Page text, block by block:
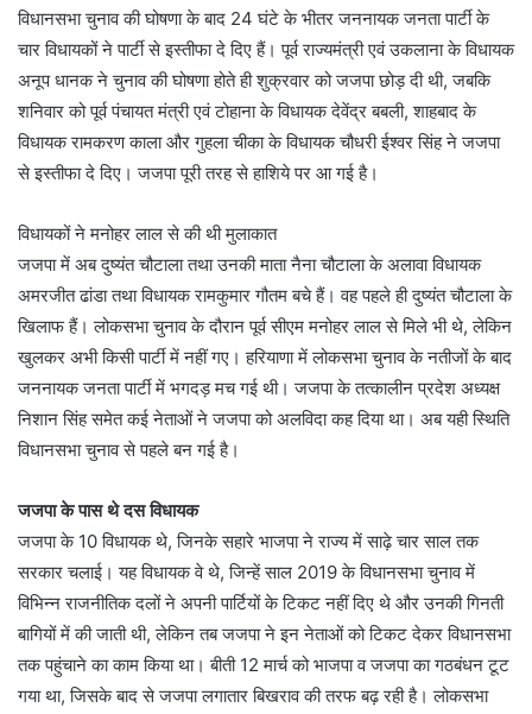
विधानसभा चुनाव की घोषणा के बाद 24 घंटे के भीतर जननायक जनता पार्टी के
चार विधायकों ने पार्टी से इस्तीफा दे दिए हैं। पूर्व राज्यमंत्री एवं उकलाना के विधायक
अनूप धानक ने चुनाव की घोषणा होते ही शुक्रवार को जजपा छोड़ दी थी, जबकि
शनिवार को पूर्व पंचायत मंत्री एवं टोहाना के विधायक देवेंद्र बबली, शाहबाद के
विधायक रामकरण काला और गुहला चीका के विधायक चौधरी ईश्वर सिंह ने जजपा
से इस्तीफा दे दिए। जजपा पूरी तरह से हाशिये पर आ गई है।
विधायकों ने मनोहर लाल से की थी मुलाकात
जजपा में अब दुष्यंत चौटाला तथा उनकी माता नैना चौटाला के अलावा विधायक
अमरजीत ढांडा तथा विधायक रामकुमार गौतम बचे हैं। वह पहले ही दुष्यंत चौटाला के
खिलाफ हैं। लोकसभा चुनाव के दौरान पूर्व सीएम मनोहर लाल से मिले भी थे, लेकिन
खुलकर अभी किसी पार्टी में नहीं गए। हरियाणा में लोकसभा चुनाव के नतीजों के बाद
जननायक जनता पार्टी में भगदड़ मच गई थी। जजपा के तत्कालीन प्रदेश अध्यक्ष
निशान सिंह समेत कई नेताओं ने जजपा को अलविदा कह दिया था। अब यही स्थिति
विधानसभा चुनाव से पहले बन गई है।
जजपा के पास थे दस विधायक
जजपा के 10 विधायक थे, जिनके सहारे भाजपा ने राज्य में साढ़े चार साल तक
सरकार चलाई। यह विधायक वे थे, जिन्हें साल 2019 के विधानसभा चुनाव में
विभिन्न राजनीतिक दलों ने अपनी पार्टियों के टिकट नहीं दिए थे और उनकी गिनती
बागियों में की जाती थी, लेकिन तब जजपा ने इन नेताओं को टिकट देकर विधानसभा
तक पहुंचाने का काम किया था। बीती 12 मार्च को भाजपा व जजपा का गठबंधन टूट
गया था, जिसके बाद से जजपा लगातार बिखराव की तरफ बढ़ रही है। लोकसभा